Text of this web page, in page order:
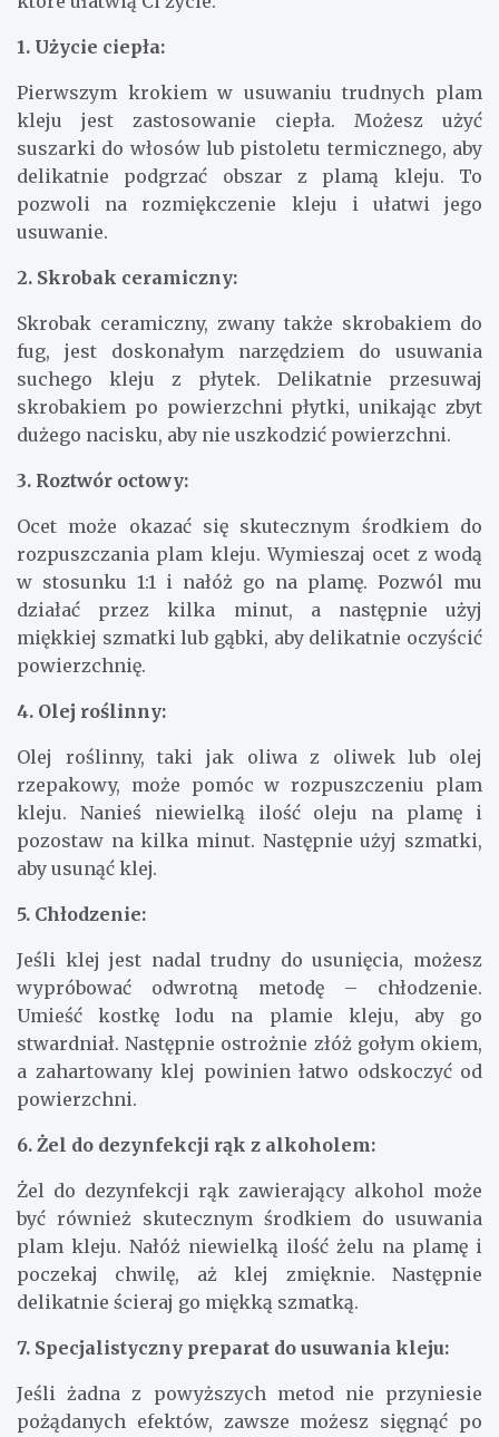
1. Użycie ciepła:
Pierwszym krokiem w usuwaniu trudnych plam
kleju jest zastosowanie ciepła. Możesz użyć
suszarki do włosów lub pistoletu termicznego, aby
delikatnie podgrzać obszar z plamą kleju. To
pozwoli na rozmiękczenie kleju i ułatwi jego
usuwanie.
2. Skrobak ceramiczny:
Skrobak ceramiczny, zwany także skrobakiem do
fug, jest doskonałym narzędziem do usuwania
suchego kleju z płytek. Delikatnie przesuwaj
skrobakiem po powierzchni płytki, unikając zbyt
dużego nacisku, aby nie uszkodzić powierzchni.
3. Roztwór octowy:
Ocet może okazać się skutecznym środkiem do
rozpuszczania plam kleju. Wymieszaj ocet z wodą
w stosunku 1:1 i nałóż go na plamę. Pozwól mu
działać przez kilka minut, a następnie użyj
miękkiej szmatki lub gąbki, aby delikatnie oczyścić
powierzchnię.
4. Olej roślinny:
Olej roślinny, taki jak oliwa z oliwek lub olej
rzepakowy, może pomóc w rozpuszczeniu plam
kleju. Nanieś niewielką ilość oleju na plamę i
pozostaw na kilka minut. Następnie użyj szmatki,
aby usunąć klej.
5. Chłodzenie:
Jeśli klej jest nadal trudny do usunięcia, możesz
wypróbować odwrotną metodę – chłodzenie.
Umieść kostkę lodu na plamie kleju, aby go
stwardniał. Następnie ostrożnie złóż gołym okiem,
a zahartowany klej powinien łatwo odskoczyć od
powierzchni.
6. Żel do dezynfekcji rąk z alkoholem:
Żel do dezynfekcji rąk zawierający alkohol może
być również skutecznym środkiem do usuwania
plam kleju. Nałóż niewielką ilość żelu na plamę i
poczekaj chwilę, aż klej zmięknie. Następnie
delikatnie ścieraj go miękką szmatką.
7. Specjalistyczny preparat do usuwania kleju:
Jeśli żadna z powyższych metod nie przyniesie
pożądanych efektów, zawsze możesz sięgnąć po